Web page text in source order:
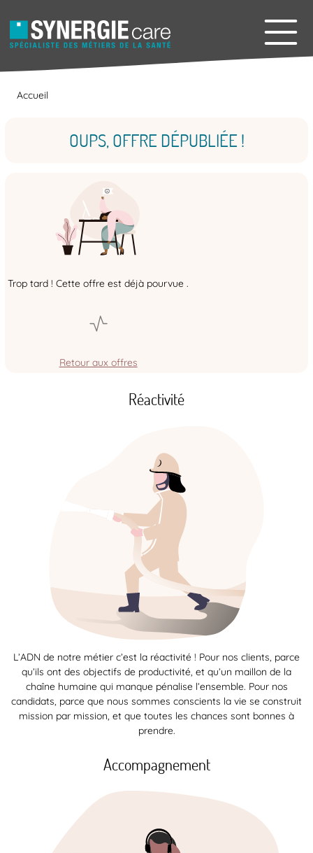
Accueil
OUPS, OFFRE DÉPUBLIÉE !
Trop tard ! Cette offre est déjà pourvue .
Retour aux offres
Réactivité
L’ADN de notre métier c’est la réactivité ! Pour nos clients, parce
qu’ils ont des objectifs de productivité, et qu’un maillon de la
chaîne humaine qui manque pénalise l’ensemble. Pour nos
candidats, parce que nous sommes conscients la vie se construit
mission par mission, et que toutes les chances sont bonnes à
prendre.
Accompagnement